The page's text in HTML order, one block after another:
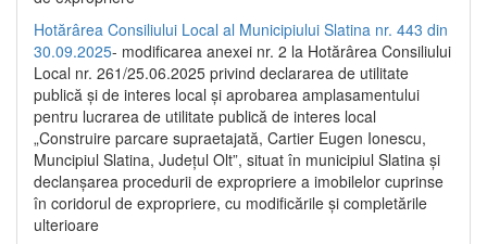
Hotărârea Consiliului Local al Municipiului Slatina nr. 443 din
30.09.2025- modificarea anexei nr. 2 la Hotărârea Consiliului
Local nr. 261/25.06.2025 privind declararea de utilitate
publică şi de interes local şi aprobarea amplasamentului
pentru lucrarea de utilitate publică de interes local
„Construire parcare supraetajată, Cartier Eugen Ionescu,
Muncipiul Slatina, Judeţul Olt”, situat în municipiul Slatina şi
declanşarea procedurii de expropriere a imobilelor cuprinse
în coridorul de expropriere, cu modificările şi completările
ulterioare